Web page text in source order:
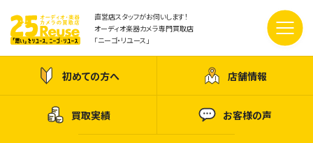
直営店スタッフがお伺いします！
オーディオ楽器カメラ専門買取店
「ニーゴ・リユース」
初めての方へ 店舗情報
買取実績 お客様の声